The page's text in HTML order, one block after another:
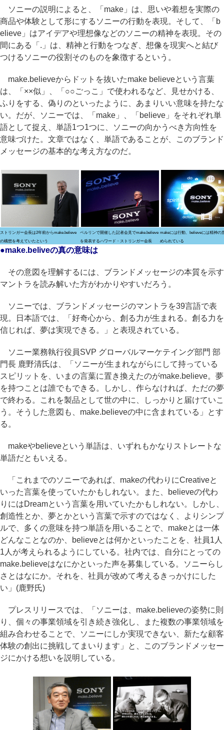
ソニーの説明によると、「make」は、思いや着想を実際の
商品や体験として形にするソニーの行動を表現。そして、「b
elieve」はアイデアや理想像などのソニーの精神を表現。その
間にある「.」は、精神と行動をつなぎ、想像を現実へと結び
つけるソニーの役割そのものを象徴するという。
make.believeからドットを抜いたmake believeという言葉
は、「××似」、「○○ごっこ」で使われるなど、見せかける、
ふりをする、偽りのといったように、あまりいい意味を持たな
い。だが、ソニーでは、「make」、「believe」をそれぞれ単
語として捉え、単語1つ1つに、ソニーの向かうべき方向性を
意味づけた。文章ではなく、単語であることが、このブランド
メッセージの基本的な考え方なのだ。
ストリンガー会長は2年前からmake.believe
の構想を考えていたという
ベルリンで開催した記者会見でmake.believe
を発表するハワード・ストリンガー会長
makeには行動、believeには精神の
められている
●make.beliveの真の意味は
その意図を理解するには、ブランドメッセージの本質を示す
マントラを読み解いた方がわかりやすいだろう。
ソニーでは、ブランドメッセージのマントラを39言語で表
現。日本語では、「好奇心から、創る力が生まれる。創る力を
信じれば、夢は実現できる。」と表現されている。
ソニー業務執行役員SVP グローバルマーケテイング部門 部
門長 鹿野清氏は、「ソニーが生まれながらにして持っている
スピリットを、いまの言葉に置き換えたのがmake.believe。夢
を持つことは誰でもできる。しかし、作らなければ、ただの夢
で終わる。これを製品として世の中に、しっかりと届けていこ
う。そうした意図も、make.believeの中に含まれている」とす
る。
makeやbelieveという単語は、いずれもかなりストレートな
単語だともいえる。
「これまでのソニーであれば、makeの代わりにCreativeと
いった言葉を使っていたかもしれない。また、believeの代わ
りにはDreamという言葉を用いていたかもしれない。しかし、
創造性とか、夢とかという言葉で示すのではなく、よりシンプ
ルで、多くの意味を持つ単語を用いることで、makeとは一体
どんなことなのか、believeとは何かといったことを、社員1人
1人が考えられるようにしている。社内では、自分にとっての
make.believeはなにかといった声を募集している。ソニーらし
さとはなにか。それを、社員が改めて考えるきっかけにした
い」(鹿野氏)
プレスリリースでは、「ソニーは、make.believeの姿勢に則
り、個々の事業領域を引き続き強化し、また複数の事業領域を
組み合わせることで、ソニーにしか実現できない、新たな顧客
体験の創出に挑戦してまいります」と、このブランドメッセー
ジにかける想いを説明している。